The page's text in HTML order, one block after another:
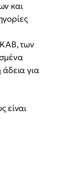
και
των
άδεια για
είναι